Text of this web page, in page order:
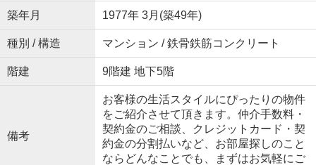
築年月 1977年 3月(築49年)
種別 / 構造 マンション / 鉄骨鉄筋コンクリート
階建 9階建 地下5階
備考
お客様の生活スタイルにぴったりの物件
をご紹介させて頂きます。仲介手数料・
契約金のご相談、クレジットカード・契
約金の分割払いなど、お部屋探しのこと
ならどんなことでも、まずはお気軽にご